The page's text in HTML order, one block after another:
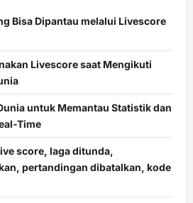
Bisa Dipantau melalui Livescore
Livescore saat Mengikuti
untuk Memantau Statistik dan
Time
score, laga ditunda,
pertandingan dibatalkan, kode